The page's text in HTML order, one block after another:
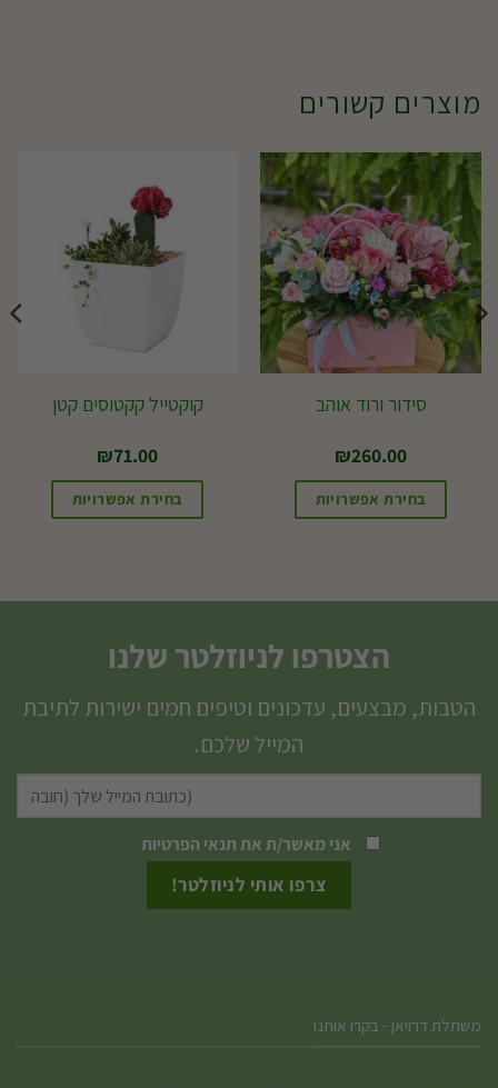
מוצרים קשורים
סידור ורוד אוהב
₪260.00
בחירת אפשרויות
קוקטייל קקטוסים קטן
₪71.00
בחירת אפשרויות
הצטרפו לניוזלטר שלנו
הטבות, מבצעים, עדכונים וטיפים חמים ישירות לתיבת
המייל שלכם.
אני מאשר/ת אתתנאי הפרטיות
משתלת דרויאן - בקרו אותנו